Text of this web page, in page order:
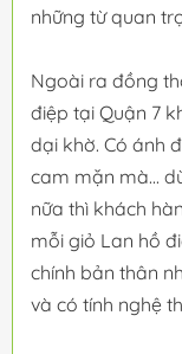
những từ quan
Ngoài ra đồng
điệp tại Quận 7
dại khờ. Có ánh
cam mặn mà...
nữa thì khách
mỗi giỏ Lan hồ
chính bản thân
và có tính nghệ